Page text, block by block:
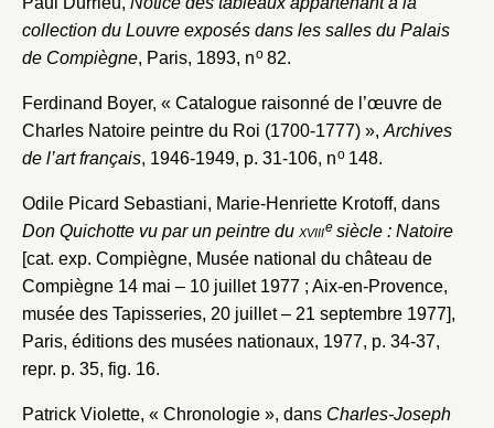
collection du Louvre exposés dans les salles du Palais
de Compiègne, Paris, 1893, no82.
Ferdinand Boyer, « Catalogue raisonné de l’œuvre de
Charles Natoire peintre du Roi (1700-1777) », Archives
de l’art français, 1946-1949, p. 31-106, no148.
Odile Picard Sebastiani, Marie-Henriette Krotoff, dans
Don Quichotte vu par un peintre du xviiiesiècle : Natoire
[cat. exp. Compiègne, Musée national du château de
Compiègne 14 mai – 10 juillet 1977 ; Aix-en-Provence,
musée des Tapisseries, 20 juillet – 21 septembre 1977],
Paris, éditions des musées nationaux, 1977, p. 34-37,
repr. p. 35, fig. 16.
Patrick Violette, « Chronologie », dans Charles-Joseph